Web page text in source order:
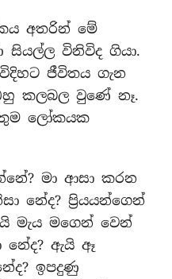
අතරින් මේ
සියල්ල විනිවිද ගියා.
ජීවිතය ගැන
කලබල වුණේ නෑ.
ලෝකයක
මා ආසා කරන
නේද? ප්‍රියයන්ගෙන්
මැය මගෙන් වෙන්
නේද? ඇයි ඈ
ඉපදුණු